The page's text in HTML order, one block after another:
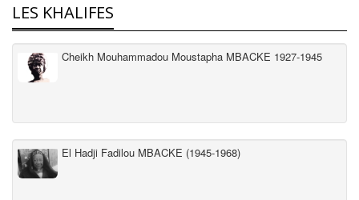
LES KHALIFES
Cheikh Mouhammadou Moustapha MBACKE 1927-1945
El Hadji Fadilou MBACKE (1945-1968)